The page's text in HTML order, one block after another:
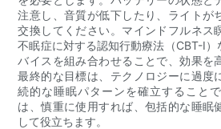
注意し、音質が低下したり、ライトが
交換してください。マインドフルネス
不眠症に対する認知行動療法（CBT-I
バイスを組み合わせることで、効果を
最終的な目標は、テクノロジーに過度
続的な睡眠パターンを確立すること
は、慎重に使用すれば、包括的な睡眠
して役立ちます。